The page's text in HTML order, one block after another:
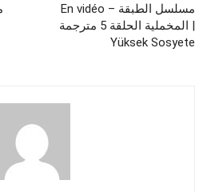
En vidéo – مسلسل الطبقة
المخملية الحلقة 5 مترجمة‎‎ |
Yüksek Sosyete